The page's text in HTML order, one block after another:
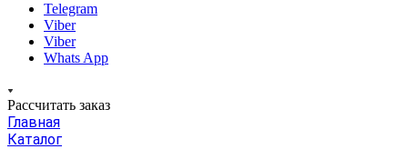
Telegram
Viber
Viber
Whats App
Рассчитать заказ
Главная
Каталог